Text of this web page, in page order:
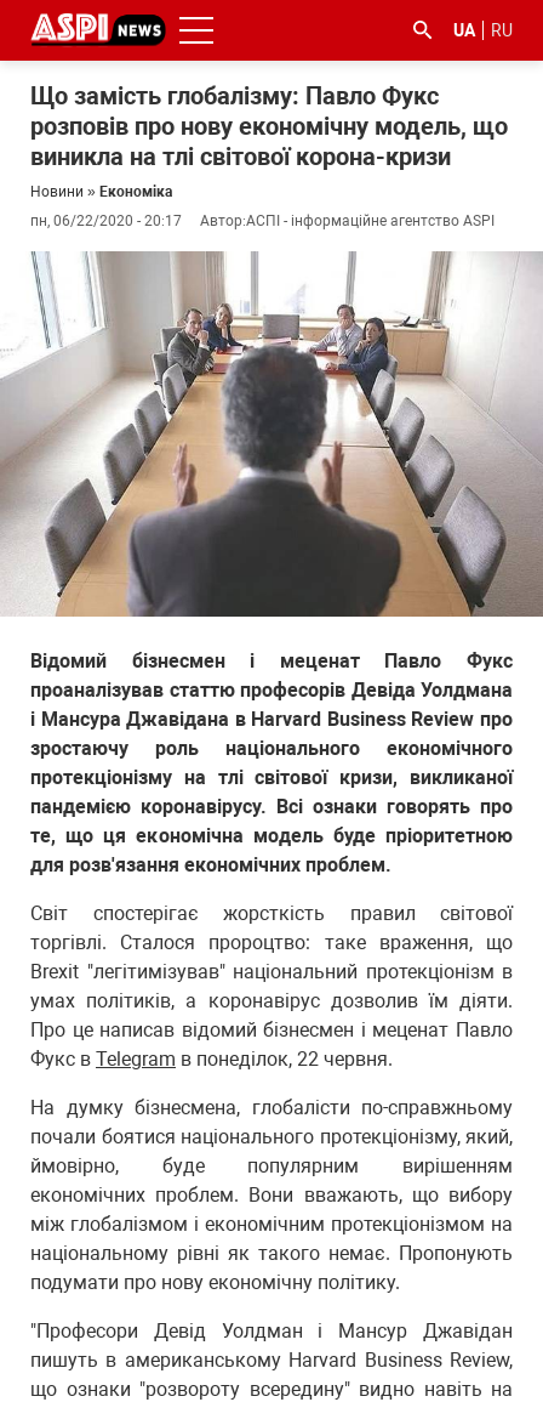
UA RU
Що замість глобалізму: Павло Фукс
розповів про нову економічну модель, що
виникла на тлі світової корона-кризи
Новини » Економіка
пн, 06/22/2020 - 20:17
Автор:АСПІ - інформаційне агентство ASPI
Відомий бізнесмен і меценат Павло Фукс
проаналізував статтю професорів Девіда Уолдмана
і Мансура Джавідана в Harvard Business Review про
зростаючу роль національного економічного
протекціонізму на тлі світової кризи, викликаної
пандемією коронавірусу. Всі ознаки говорять про
те, що ця економічна модель буде пріоритетною
для розв'язання економічних проблем.
Світ спостерігає жорсткість правил світової
торгівлі. Сталося пророцтво: таке враження, що
Brexit "легітимізував" національний протекціонізм в
умах політиків, а коронавірус дозволив їм діяти.
Про це написав відомий бізнесмен і меценат Павло
Фукс в Telegram в понеділок, 22 червня.
На думку бізнесмена, глобалісти по-справжньому
почали боятися національного протекціонізму, який,
ймовірно, буде популярним вирішенням
економічних проблем. Вони вважають, що вибору
між глобалізмом і економічним протекціонізмом на
національному рівні як такого немає. Пропонують
подумати про нову економічну політику.
"Професори Девід Уолдман і Мансур Джавідан
пишуть в американському Harvard Business Review,
що ознаки "розвороту всередину" видно навіть на
#ООС
#боротьба
корупцією
#ДФС #коронавірус